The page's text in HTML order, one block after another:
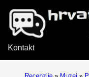
Kontakt